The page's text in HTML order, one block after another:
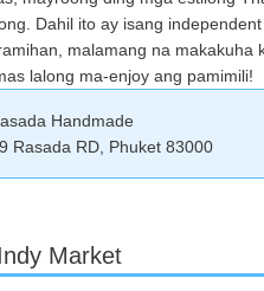
Dahil ito ay isang
malamang na
lalong ma-enjoy ang pamimili!
Handmade
Rasada RD, Phuket 83000
Market